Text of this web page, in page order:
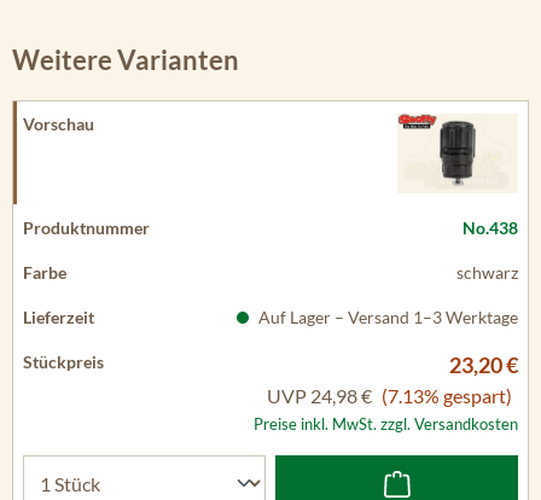
Weitere Varianten
No.438
schwarz
Auf Lager – Versand 1–3 Werktage
23,20 €
UVP 24,98 € (7.13% gespart)
Preise inkl. MwSt. zzgl. Versandkosten